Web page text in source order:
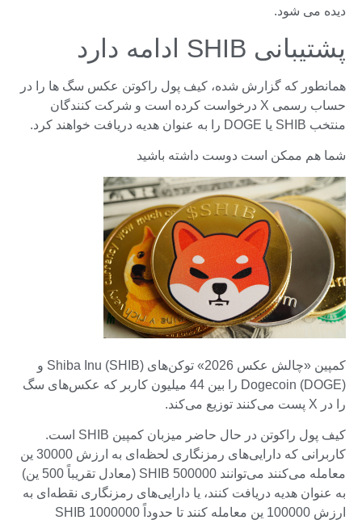
دیده می شود.
پشتیبانی SHIB ادامه دارد
همانطور که گزارش شده، کیف پول راکوتن عکس سگ ها را در
حساب رسمی X درخواست کرده است و شرکت کنندگان
منتخب SHIB یا DOGE را به عنوان هدیه دریافت خواهند کرد.
شما هم ممکن است دوست داشته باشید
کمپین «چالش عکس 2026» توکن‌های Shiba Inu (SHIB) و
Dogecoin (DOGE) را بین 44 میلیون کاربر که عکس‌های سگ
را در X پست می‌کنند توزیع می‌کند.
کیف پول راکوتن در حال حاضر میزبان کمپین SHIB است.
کاربرانی که دارایی‌های رمزنگاری لحظه‌ای به ارزش 30000 ین
معامله می‌کنند می‌توانند 500000 SHIB (معادل تقریباً 500 ین)
به عنوان هدیه دریافت کنند، یا دارایی‌های رمزنگاری نقطه‌ای به
ارزش 100000 ین معامله کنند تا حدوداً 1000000 SHIB